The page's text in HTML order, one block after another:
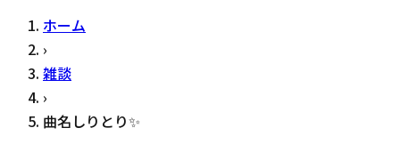
ホーム
›
雑談
›
曲名しりとり✨️